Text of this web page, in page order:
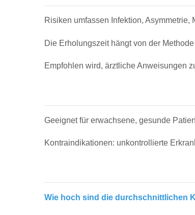
Risiken umfassen Infektion,
Die Erholungszeit hängt von der
Empfohlen wird, ärztliche Anweisungen
Geeignet für erwachsene, gesunde
Kontraindikationen: unkontrollierte
Wie hoch sind die durchschnittlichen